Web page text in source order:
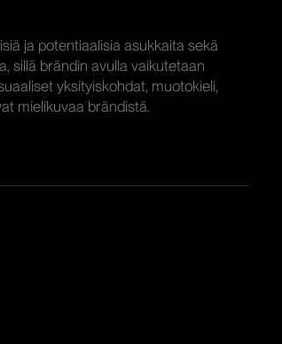
ja potentiaalisia asukkaita sekä
sillä brändin avulla vaikutetaan
yksityiskohdat, muotokieli,
mielikuvaa brändistä.